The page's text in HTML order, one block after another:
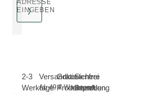
ADRESSE
EINGEBEN
2-3
Werktage
Versandkostenfrei
Ab 49 € Warenwert
Gratis
Produktproben
Sichere
Bezahlung